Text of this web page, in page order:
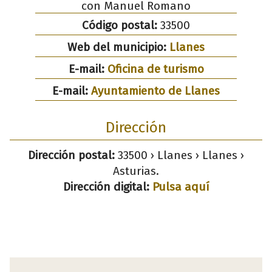
con Manuel Romano
Código postal: 33500
Web del municipio: Llanes
E-mail: Oficina de turismo
E-mail: Ayuntamiento de Llanes
Dirección
Dirección postal: 33500 › Llanes › Llanes ›
Asturias.
Dirección digital: Pulsa aquí